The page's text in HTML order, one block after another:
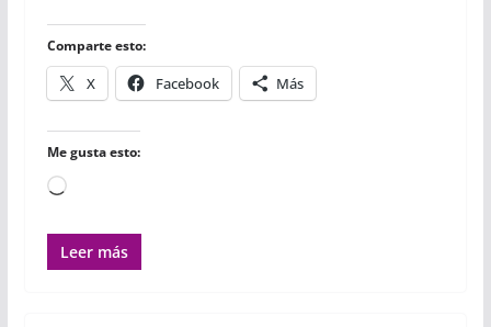
Comparte esto:
X Facebook Más
Me gusta esto:
Cargando...
Leer más